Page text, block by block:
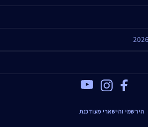
Facebook
הירשמי והישארי מעודכנת